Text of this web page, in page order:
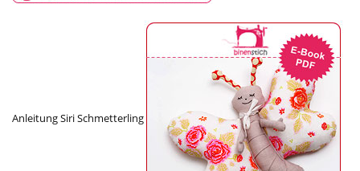
Anleitung Siri Schmetterling